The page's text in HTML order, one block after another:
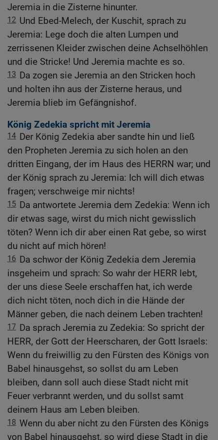
Jeremia in die Zisterne hinunter.
12 Und Ebed-Melech, der Kuschit, sprach zu
Jeremia: Lege doch die alten Lumpen und
zerrissenen Kleider zwischen deine Achselhöhlen
und die Stricke! Und Jeremia machte es so.
13 Da zogen sie Jeremia an den Stricken hoch
und holten ihn aus der Zisterne heraus, und
Jeremia blieb im Gefängnishof.
König Zedekia spricht mit Jeremia
14 Der König Zedekia aber sandte hin und ließ
den Propheten Jeremia zu sich holen an den
dritten Eingang, der im Haus des HERRN war; und
der König sprach zu Jeremia: Ich will dich etwas
fragen; verschweige mir nichts!
15 Da antwortete Jeremia dem Zedekia: Wenn ich
dir etwas sage, wirst du mich nicht gewisslich
töten? Wenn ich dir aber einen Rat gebe, so wirst
du nicht auf mich hören!
16 Da schwor der König Zedekia dem Jeremia
insgeheim und sprach: So wahr der HERR lebt,
der uns diese Seele erschaffen hat, ich werde
dich nicht töten, noch dich in die Hände der
Männer geben, die nach deinem Leben trachten!
17 Da sprach Jeremia zu Zedekia: So spricht der
HERR, der Gott der Heerscharen, der Gott Israels:
Wenn du freiwillig zu den Fürsten des Königs von
Babel hinausgehst, so sollst du am Leben
bleiben, dann soll auch diese Stadt nicht mit
Feuer verbrannt werden, und du sollst samt
deinem Haus am Leben bleiben.
18 Wenn du aber nicht zu den Fürsten des Königs
von Babel hinausgehst, so wird diese Stadt in die